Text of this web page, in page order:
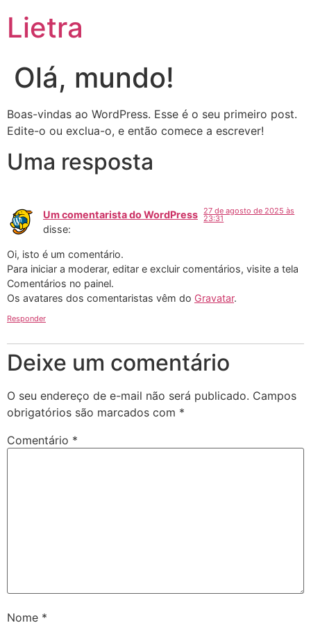
Lietra
Olá, mundo!
Boas-vindas ao WordPress. Esse é o seu primeiro post.
Edite-o ou exclua-o, e então comece a escrever!
Uma resposta
Um comentarista do WordPress
disse:
27 de agosto de 2025 às
23:31
Oi, isto é um comentário.
Para iniciar a moderar, editar e excluir comentários, visite a tela
Comentários no painel.
Os avatares dos comentaristas vêm do Gravatar.
Responder
Deixe um comentário
O seu endereço de e-mail não será publicado. Campos
obrigatórios são marcados com *
Comentário *
Nome *